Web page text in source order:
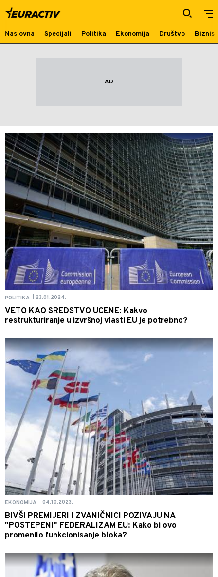
promena
Naslovna Specijali Politika Ekonomija Društvo Biznis
POLITIKA 23.01.2024.
VETO KAO SREDSTVO UCENE: Kakvo
restrukturiranje u izvršnoj vlasti EU je potrebno?
EKONOMIJA 04.10.2023.
BIVŠI PREMIJERI I ZVANIČNICI POZIVAJU NA
"POSTEPENI" FEDERALIZAM EU: Kako bi ovo
promenilo funkcionisanje bloka?